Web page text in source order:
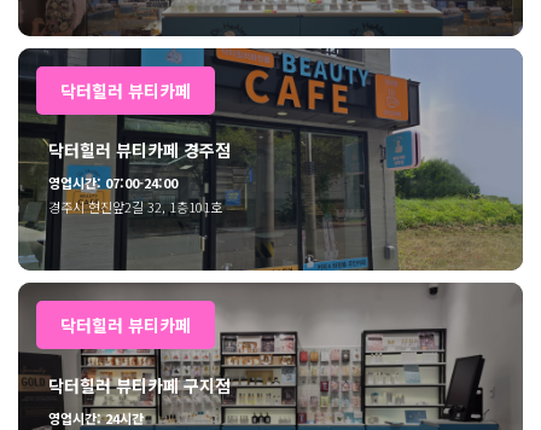
닥터힐러 뷰티카페
닥터힐러 뷰티카페 경주점
영업시간: 07:00-24:00
경주시 현진앞2길 32, 1층101호
닥터힐러 뷰티카페
닥터힐러 뷰티카페 구지점
영업시간: 24시간